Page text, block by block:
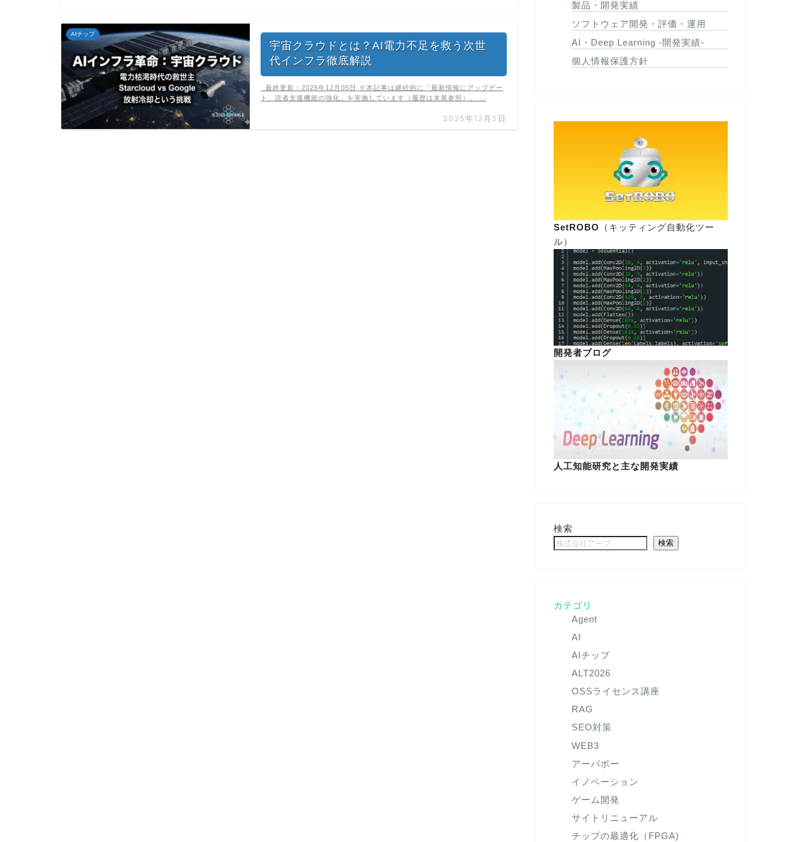
AIチップ
宇宙クラウドとは？AI電力不足を救う次世
代インフラ徹底解説
2025年12月5日
最終更新：2025年12月05日 ※本記事は継続的に「最新情報にアップデー
ト、読者支援機能の強化」を実施しています（履歴は末尾参照）。 …
製品・開発実績
ソフトウェア開発・評価・運用
AI・Deep Learning -開発実績-
個人情報保護方針
SetROBO
（キッティング自動化ツー
ル）
開発者ブログ
人工知能研究と主な開発実績
検索
検索
カテゴリ
Agent
AI
AIチップ
ALT2026
OSSライセンス講座
RAG
SEO対策
WEB3
アーパボー
イノベーション
ゲーム開発
サイトリニューアル
チップの最適化（FPGA)